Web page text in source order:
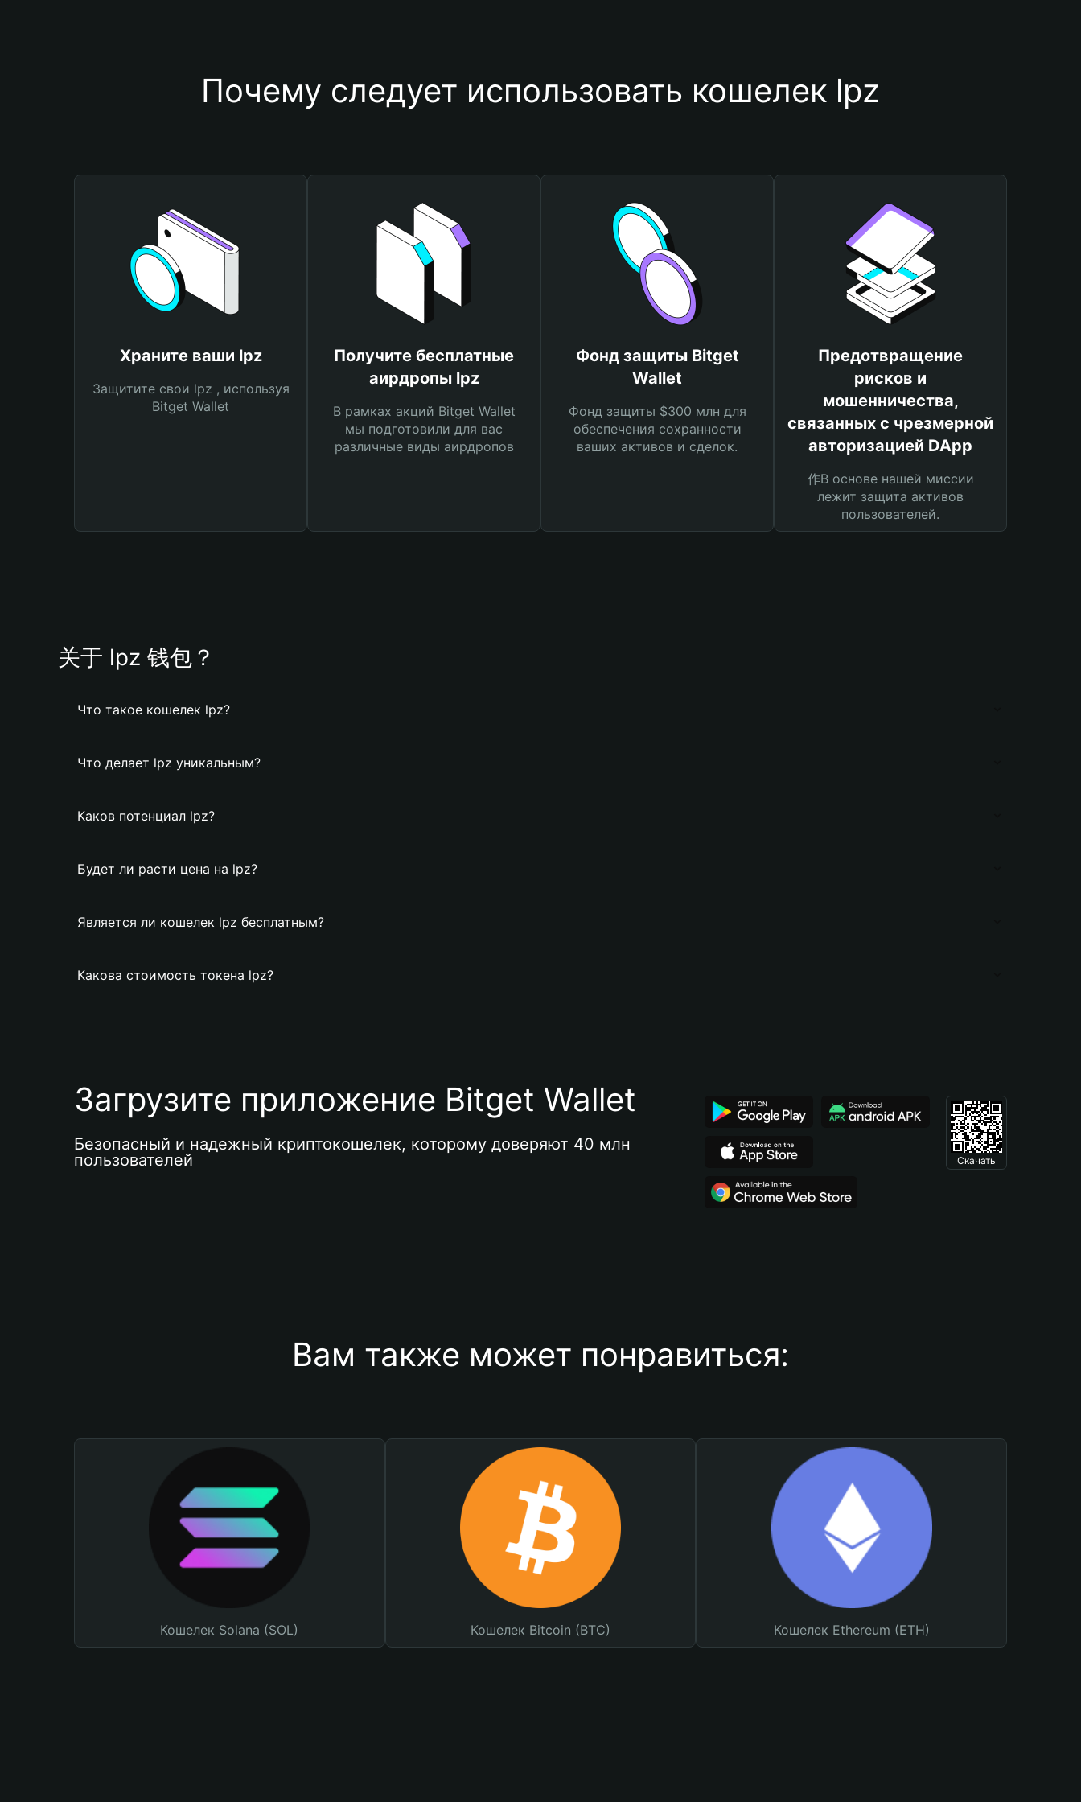
Почему следует использовать кошелек lpz
Храните ваши lpz
Защитите свои lpz , используя
Bitget Wallet
Получите бесплатные
аирдропы lpz
В рамках акций Bitget Wallet
мы подготовили для вас
различные виды аирдропов
Фонд защиты Bitget
Wallet
Фонд защиты $300 млн для
обеспечения сохранности
ваших активов и сделок.
Предотвращение
рисков и
мошенничества,
связанных с чрезмерной
авторизацией DApp
作В основе нашей миссии
лежит защита активов
пользователей.
关于 lpz 钱包？
Что такое кошелек lpz?
Что делает lpz уникальным?
Каков потенциал lpz?
Будет ли расти цена на lpz?
Является ли кошелек lpz бесплатным?
Какова стоимость токена lpz?
Загрузите приложение Bitget Wallet
Безопасный и надежный криптокошелек, которому доверяют 40 млн
пользователей
Скачать
Вам также может понравиться:
Кошелек Solana (SOL) Кошелек Bitcoin (BTC) Кошелек Ethereum (ETH)